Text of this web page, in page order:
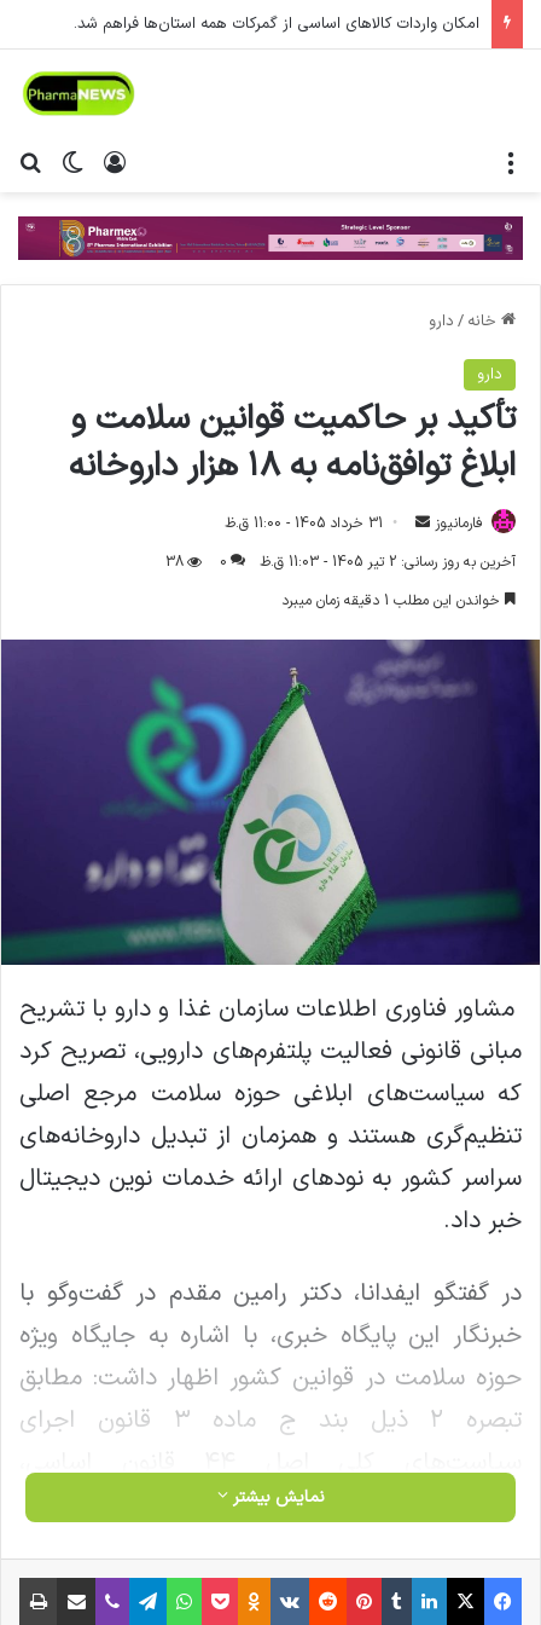
امکان واردات کالاهای اساسی از گمرکات همه استان‌ها فراهم شد.
تغییر ورود
خانه / دارو
دارو
تأکید بر حاکمیت قوانین سلامت و
ابلاغ توافق‌نامه به ۱۸ هزار داروخانه
فارمانیوز
ا
ل
ا
ی
31 خرداد 1405 - 11:00 ق.ظ
آخرین به روز رسانی: 2 تیر 1405 - 11:03 ق.ظ
0
38
خواندن این مطلب 1 دقیقه زمان میبرد
مشاور فناوری اطلاعات سازمان غذا و دارو با تشریح
مبانی قانونی فعالیت پلتفرم‌های دارویی، تصریح کرد
که سیاست‌های ابلاغی حوزه سلامت مرجع اصلی
تنظیم‌گری هستند و همزمان از تبدیل داروخانه‌های
سراسر کشور به نودهای ارائه خدمات نوین دیجیتال
خبر داد.
در گفتگو ایفدانا، دکتر رامین مقدم در گفت‌وگو با
خبرنگار این پایگاه خبری، با اشاره به جایگاه ویژه
حوزه سلامت در قوانین کشور اظهار داشت: مطابق
تبصره ۲ ذیل بند ج ماده ۳ قانون اجرای
فعالیت‌های مرتبط با درمان و دارو از شمول مقررات
مقام معظم رهبری در حوزه سلامت هستند.
نمایش بیشتر
فیس بوک X لینکدین ‫تامبلر ‫پین‌ترست ‫رددیت ‫VKontakte
‫Odnoklassniki پاکت واتس آپ تلگرام وایبر اشتراک گذاری از طریق ایمیل